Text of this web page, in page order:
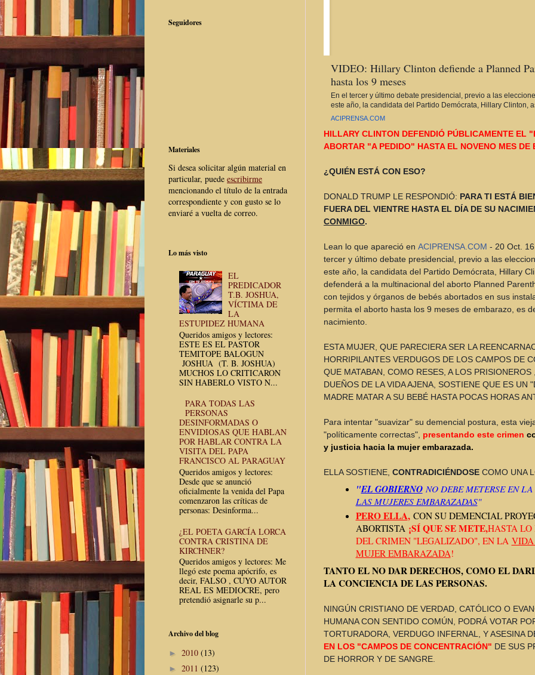
VIDEO: Hillary Clinton defiende a Planned
hasta los 9 meses
En el tercer y último debate presidencial, previo a las
este año, la candidata del Partido Demócrata, Hillary Clinton,
ACIPRENSA.COM
HILLARY CLINTON DEFENDIÓ PÚBLICAMENTE EL
ABORTAR "A PEDIDO" HASTA EL NOVENO MES
¿QUIÉN ESTÁ CON ESO?
DONALD TRUMP LE RESPONDIÓ: PARA TI ESTÁ
FUERA DEL VIENTRE HASTA EL DÍA DE SU
CONMIGO.
Lean lo que apareció en ACIPRENSA.COM - 20 Oct.
tercer y último debate presidencial, previo a las
este año, la candidata del Partido Demócrata, Hillary
defenderá a la multinacional del aborto Planned
con tejidos y órganos de bebés abortados en sus
permita el aborto hasta los 9 meses de embarazo, es
nacimiento.
ESTA MUJER, QUE PARECIERA SER LA
HORRIPILANTES VERDUGOS DE LOS CAMPOS DE
QUE MATABAN, COMO RESES, A LOS
DUEÑOS DE LA VIDA AJENA, SOSTIENE QUE ES UN
MADRE MATAR A SU BEBÉ HASTA POCAS HORAS
Para intentar "suavizar" su demencial postura, esta
"políticamente correctas", presentando este crimen
y justicia hacia la mujer embarazada.
ELLA SOSTIENE, CONTRADICIÉNDOSE COMO UNA
"EL GOBIERNONO DEBE METERSE EN LA
LAS MUJERES EMBARAZADAS"
PERO ELLA,CON SU DEMENCIAL
ABORTISTA ¡SÍ QUE SE METE,HASTA LO
DEL CRIMEN "LEGALIZADO", EN LA
MUJER EMBARAZADA!
TANTO EL NO DAR DERECHOS, COMO EL
LA CONCIENCIA DE LAS PERSONAS.
NINGÚN CRISTIANO DE VERDAD, CATÓLICO O
HUMANA CON SENTIDO COMÚN, PODRÁ VOTAR
TORTURADORA, VERDUGO INFERNAL, Y ASESINA
EN LOS "CAMPOS DE CONCENTRACIÓN" DE SUS
DE HORROR Y DE SANGRE.
Seguidores
Materiales
Si desea solicitar algún material en
particular, puede escribirme
mencionando el título de la entrada
correspondiente y con gusto se lo
enviaré a vuelta de correo.
Lo más visto
EL
PREDICADOR
T.B. JOSHUA,
VÍCTIMA DE
LA
ESTUPIDEZ HUMANA
Queridos amigos y lectores:
ESTE ES EL PASTOR
TEMITOPE BALOGUN
JOSHUA (T. B. JOSHUA)
MUCHOS LO CRITICARON
SIN HABERLO VISTO N...
PARA TODAS LAS
PERSONAS
DESINFORMADAS O
ENVIDIOSAS QUE HABLAN
POR HABLAR CONTRA LA
VISITA DEL PAPA
FRANCISCO AL PARAGUAY
Queridos amigos y lectores:
Desde que se anunció
oficialmente la venida del Papa
comenzaron las críticas de
personas: Desinforma...
¿EL POETA GARCÍA LORCA
CONTRA CRISTINA DE
KIRCHNER?
Queridos amigos y lectores: Me
llegó este poema apócrifo, es
decir, FALSO , CUYO AUTOR
REAL ES MEDIOCRE, pero
pretendió asignarle su p...
Archivo del blog
► 2010 (13)
► 2011 (123)